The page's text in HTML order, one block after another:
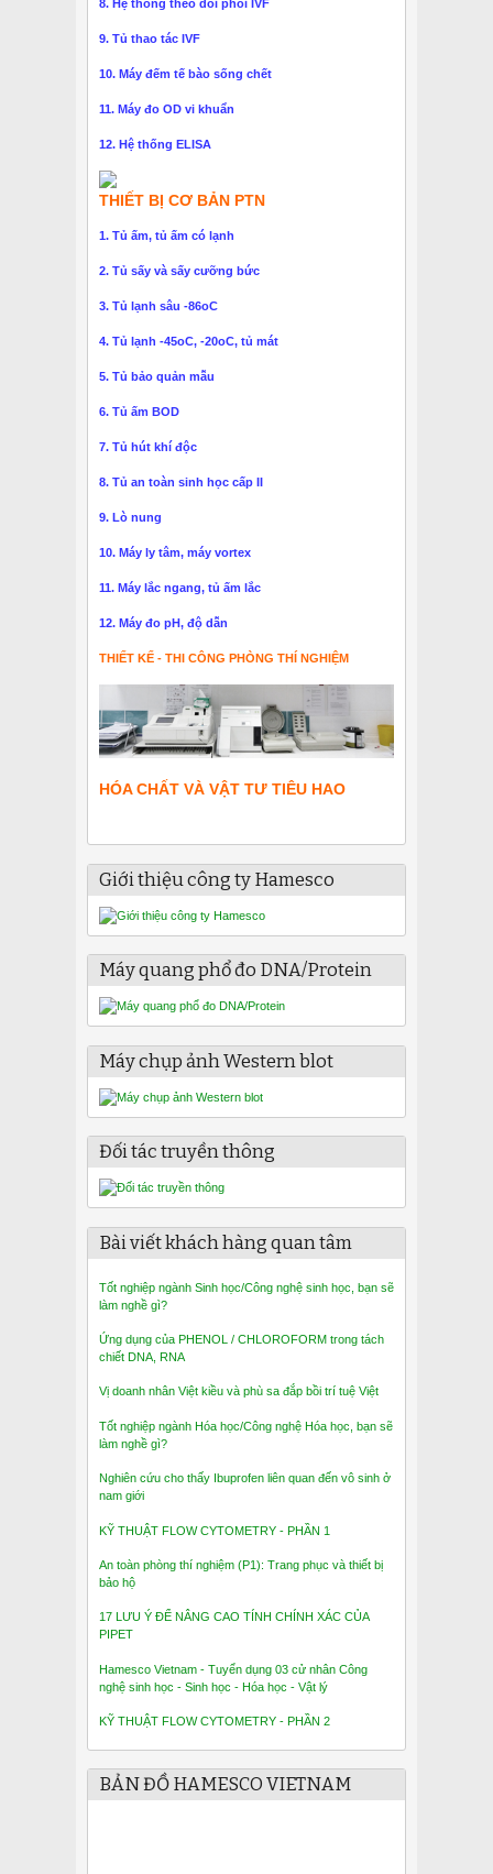
8. Hệ thống theo dõi phôi IVF
9. Tủ thao tác IVF
10. Máy đếm tế bào sống chết
11. Máy đo OD vi khuẩn
12. Hệ thống ELISA
THIẾT BỊ CƠ BẢN PTN
1. Tủ ấm, tủ ấm có lạnh
2. Tủ sấy và sấy cưỡng bức
3. Tủ lạnh sâu -86oC
4. Tủ lạnh -45oC, -20oC, tủ mát
5. Tủ bảo quản mẫu
6. Tủ ấm BOD
7. Tủ hút khí độc
8. Tủ an toàn sinh học cấp II
9. Lò nung
10. Máy ly tâm, máy vortex
11. Máy lắc ngang, tủ ấm lắc
12. Máy đo pH, độ dẫn
THIẾT KẾ - THI CÔNG PHÒNG THÍ NGHIỆM
HÓA CHẤT VÀ VẬT TƯ TIÊU HAO
Giới thiệu công ty Hamesco
Máy quang phổ đo DNA/Protein
Máy chụp ảnh Western blot
Đối tác truyền thông
Bài viết khách hàng quan tâm
Tốt nghiệp ngành Sinh học/Công nghệ sinh học, bạn sẽ
làm nghề gì?
Ứng dụng của PHENOL / CHLOROFORM trong tách
chiết DNA, RNA
Vị doanh nhân Việt kiều và phù sa đắp bồi trí tuệ Việt
Tốt nghiệp ngành Hóa học/Công nghệ Hóa học, bạn sẽ
làm nghề gì?
Nghiên cứu cho thấy Ibuprofen liên quan đến vô sinh ở
nam giới
KỸ THUẬT FLOW CYTOMETRY - PHẦN 1
An toàn phòng thí nghiệm (P1): Trang phục và thiết bị
bảo hộ
17 LƯU Ý ĐỂ NÂNG CAO TÍNH CHÍNH XÁC CỦA
PIPET
Hamesco Vietnam - Tuyển dụng 03 cử nhân Công
nghệ sinh học - Sinh học - Hóa học - Vật lý
KỸ THUẬT FLOW CYTOMETRY - PHẦN 2
BẢN ĐỒ HAMESCO VIETNAM